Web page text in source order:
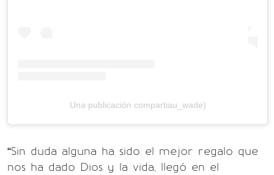
Una publicación compartiau_wade)
“Sin duda alguna ha sido el mejor regalo que
nos ha dado Dios y la vida, llegó en el